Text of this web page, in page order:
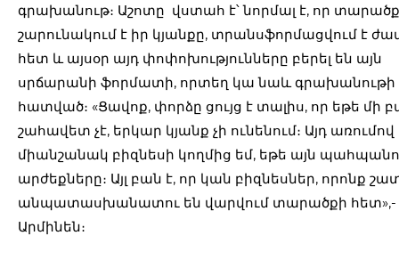
գրախանութ։ Աշոտը վստահ է՝ նորմալ է, որ
շարունակում է իր կյանքը, տրանսֆորմացվում է
հետ և այսօր այդ փոփոխությունները բերել են այն
սրճարանի ֆորմատի, որտեղ կա նաև գրախանութի
հատված։ «Ցավոք, փորձը ցույց է տալիս, որ եթե մի
շահավետ չէ, երկար կյանք չի ունենում։ Այդ առումով
միանշանակ բիզնեսի կողմից եմ, եթե այն
արժեքները։ Այլ բան է, որ կան բիզնեսներ, որոնք
անպատասխանատու են վարվում տարածքի հետ»,-
Արմինեն։